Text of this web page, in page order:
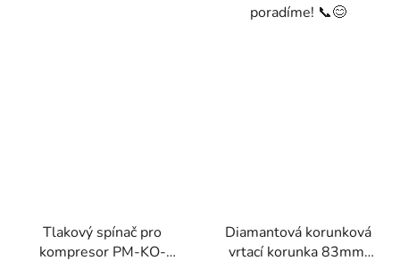
poradíme! 📞😊
Tlakový spínač pro
kompresor PM-KO-
Diamantová korunková
vrtací korunka 83mm,